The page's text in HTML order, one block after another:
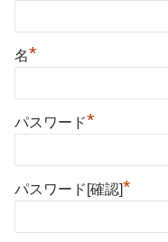
名*
パスワード*
パスワード[確認]*